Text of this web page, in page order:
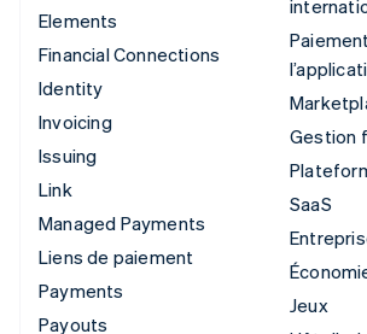
Elements
Financial Connections
Identity
Invoicing
Issuing
Link
Managed Payments
Liens de paiement
Payments
Payouts
Gestion
SaaS
Jeux